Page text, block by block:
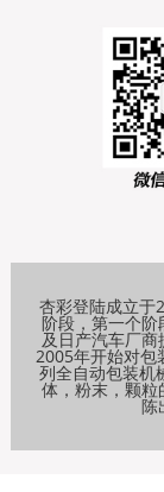
杏彩登陆成立于
阶段，第一个
及日产汽车厂
2005年开始对包
列全自动包装机
体，粉末，颗
陈